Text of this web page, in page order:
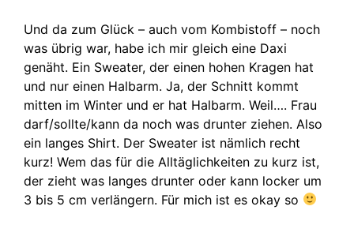
Und da zum Glück – auch vom Kombistoff – noch
was übrig war, habe ich mir gleich eine Daxi
genäht. Ein Sweater, der einen hohen Kragen hat
und nur einen Halbarm. Ja, der Schnitt kommt
mitten im Winter und er hat Halbarm. Weil…. Frau
darf/sollte/kann da noch was drunter ziehen. Also
ein langes Shirt. Der Sweater ist nämlich recht
kurz! Wem das für die Alltäglichkeiten zu kurz ist,
der zieht was langes drunter oder kann locker um
3 bis 5 cm verlängern. Für mich ist es okay so